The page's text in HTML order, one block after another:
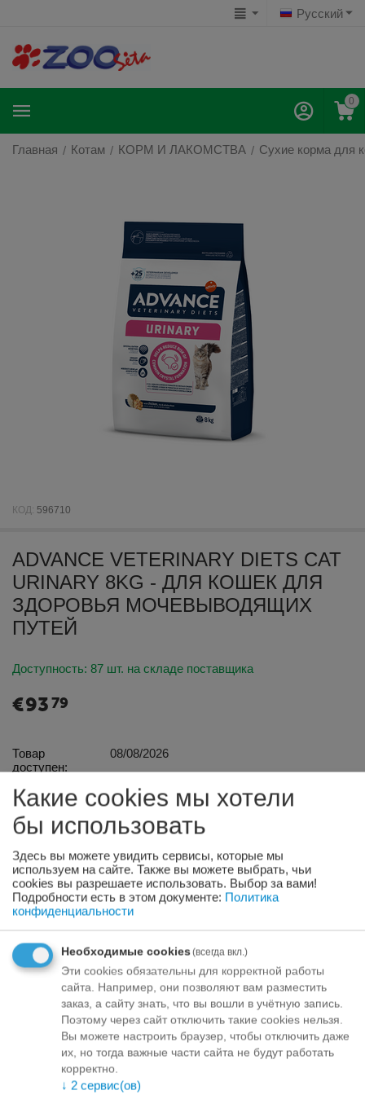
Русский
0
Главная / Котам / КОРМ И ЛАКОМСТВА / Сухие корма для
КОД: 596710
ADVANCE VETERINARY DIETS CAT
URINARY 8KG - ДЛЯ КОШЕК ДЛЯ
ЗДОРОВЬЯ МОЧЕВЫВОДЯЩИХ
ПУТЕЙ
Доступность: 87 шт. на складе поставщика
€9379
Товар
доступен:
08/08/2026
+
−
Отложить Задать вопрос
Варианты оплаты
Apraksts
ADVANCE VETERINARY DIETS URINARY Проблемы с
мочевым трактом характерны для кошек. Если ваша
кошка склонна к затруднениям или проблемам с
мочеиспусканием, ей может быть полезен продукт,
соответствующий ее потребностям. Advance Veterinary
Какие cookies мы хотели
бы использовать
Здесь вы можете увидить сервисы, которые мы
используем на сайте. Также вы можете выбрать, чьи
cookies вы разрешаете использовать. Выбор за вами!
Подробности есть в этом документе: Политика
конфиденциальности
Необходимые cookies(всегда вкл.)
Эти cookies обязательны для корректной работы
сайта. Например, они позволяют вам разместить
заказ, а сайту знать, что вы вошли в учётную запись.
Поэтому через сайт отключить такие cookies нельзя.
Вы можете настроить браузер, чтобы отключить даже
их, но тогда важные части сайта не будут работать
корректно.
↓ 2 сервис(ов)